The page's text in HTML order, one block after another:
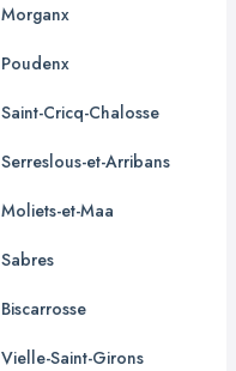
Morganx
Poudenx
Saint-Cricq-Chalosse
Serreslous-et-Arribans
Moliets-et-Maa
Sabres
Biscarrosse
Vielle-Saint-Girons